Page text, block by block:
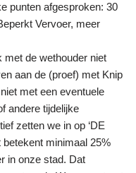
punten afgesproken: 30
Vervoer, meer
met de wethouder niet
aan de (proef) met Knip
met een eventuele
andere tijdelijke
zetten we in op ‘DE
betekent minimaal 25%
in onze stad. Dat